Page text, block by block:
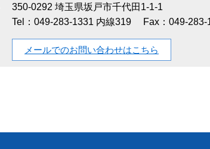
350-0292 埼玉県坂戸市千代田1-1-1
Tel：049-283-1331 内線319
Fax：049-283-
メールでのお問い合わせはこちら